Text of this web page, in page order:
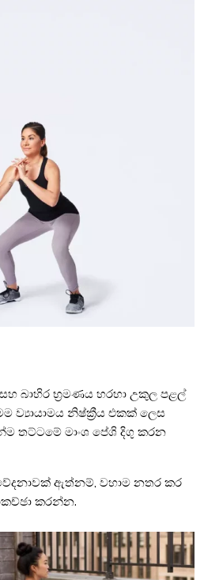
බාහිර භ්‍රමණය හරහා උකුල පළල්
ව්‍යායාමය නිෂ්ක්‍රීය එකක් ලෙස
තට්ටමේ මාංශ පේශි දිගු කරන
ඇත්නම්, වහාම නතර කර
කරන්න.